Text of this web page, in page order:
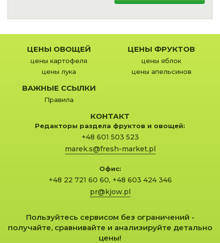
ЦЕНЫ ОВОЩЕЙ
цены картофеля
цены лука
ЦЕНЫ ФРУКТОВ
цены яблок
цены апельсинов
ВАЖНЫЕ ССЫЛКИ
Правила
КОНТАКТ
Редакторы раздела фруктов и овощей:
+48 601 503 523
marek.s@fresh-market.pl
Офис:
+48 22 721 60 60, +48 603 424 346
pr@kjow.pl
Пользуйтесь сервисом без ограничений -
получайте, сравнивайте и анализируйте детально
цены!